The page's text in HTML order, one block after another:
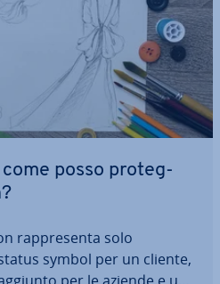
come posso pro­teg­
rap­pre­sen­ta solo
symbol per un cliente,